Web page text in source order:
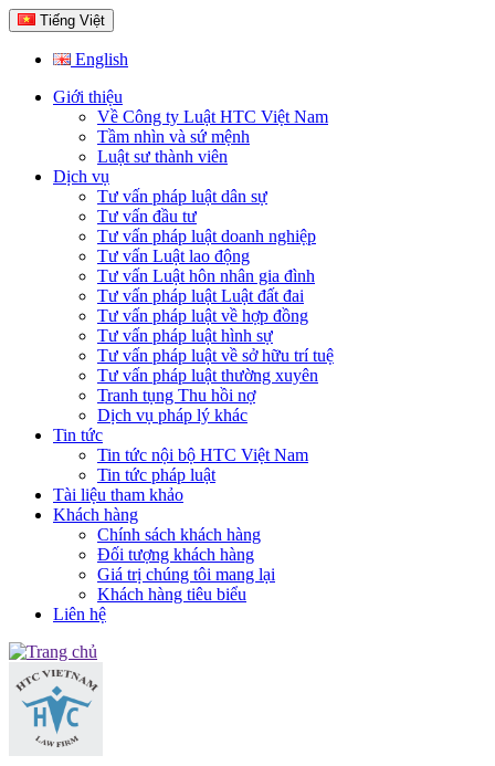
Tiếng Việt
English
Giới thiệu
Về Công ty Luật HTC Việt Nam
Tầm nhìn và sứ mệnh
Luật sư thành viên
Dịch vụ
Tư vấn pháp luật dân sự
Tư vấn đầu tư
Tư vấn pháp luật doanh nghiệp
Tư vấn Luật lao động
Tư vấn Luật hôn nhân gia đình
Tư vấn pháp luật Luật đất đai
Tư vấn pháp luật về hợp đồng
Tư vấn pháp luật hình sự
Tư vấn pháp luật về sở hữu trí tuệ
Tư vấn pháp luật thường xuyên
Tranh tụng Thu hồi nợ
Dịch vụ pháp lý khác
Tin tức
Tin tức nội bộ HTC Việt Nam
Tin tức pháp luật
Tài liệu tham khảo
Khách hàng
Chính sách khách hàng
Đối tượng khách hàng
Giá trị chúng tôi mang lại
Khách hàng tiêu biểu
Liên hệ